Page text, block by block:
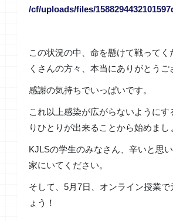
/cf/uploads/files/
この状況の中、命を懸けて戦ってく
くさんの方々、本当にありがとうご
感謝の気持ちでいっぱいです。
これ以上感染が広がらないようにす
りひとりが出来ることから始めまし
KJLSの学生のみなさん、辛いと思
家にいてください。
そして、5月7日、オンライン授業で
ょう！